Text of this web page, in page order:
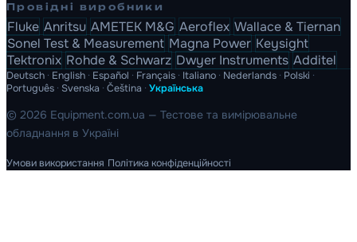
Провідні виробники
Fluke Anritsu AMETEK M&G Aeroflex Wallace & Tiernan
Sonel Test & Measurement Magna Power Keysight
Tektronix Rohde & Schwarz Dwyer Instruments Additel
Deutsch · English · Español · Français · Italiano · Nederlands · Polski ·
Português · Svenska · Čeština · Українська
© 2026 Equipment.com.ua — Тестове та вимірювальне
обладнання в Україні
Умови використання Політика конфіденційності